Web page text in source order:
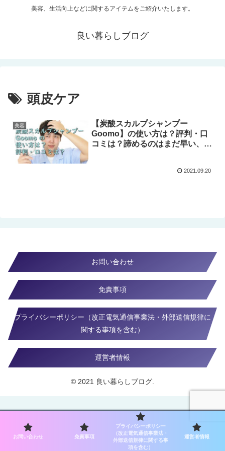
美容、生活向上などに関するアイテムをご紹介いたします。
良い暮らしブログ
頭皮ケア
美容
【炭酸スカルプシャンプー
Goomo】の使い方は？評判・口
コミは？諦めるのはまだ早い、貧
2021.09.20
お問い合わせ
免責事項
プライバシーポリシー（改正電気通信事業法・外部送信規律に
関する事項を含む）
運営者情報
© 2021 良い暮らしブログ.
お問い合わせ 免責事項
プライバシーポリシー
（改正電気通信事業法・
外部送信規律に関する事
項を含む）
運営者情報